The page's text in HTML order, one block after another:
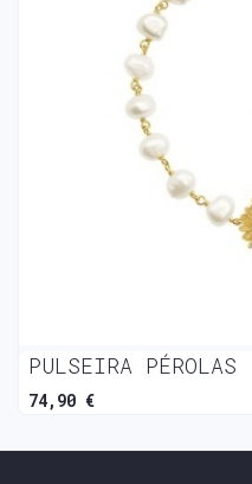
PULSEIRA PÉROLAS
74,90 €